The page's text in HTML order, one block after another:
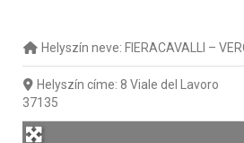
Helyszín neve: FIERACAVALLI –
Helyszín címe: 8 Viale del Lavoro
37135